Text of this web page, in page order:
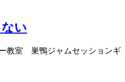
い
教室 巣鴨ジャムセッションギ